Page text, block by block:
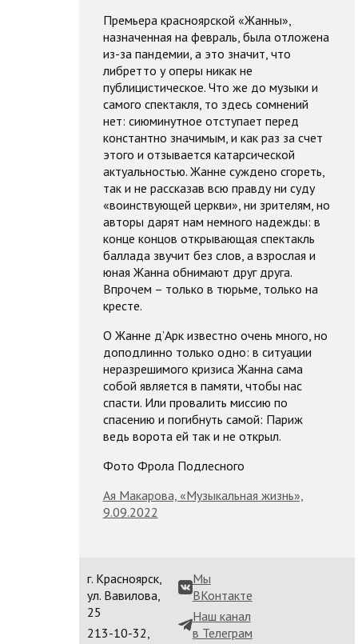
Премьера красноярской «Жанны»,
назначенная на февраль, была отложена
из-за пандемии, а это значит, что
либретто у оперы никак не
публицистическое. Что же до музыки и
самого спектакля, то здесь сомнений
нет: сиюминутное отступает перед
константно значимым, и как раз за счет
этого и отзывается катарсической
актуальностью. Жанне суждено сгореть,
так и не рассказав всю правду ни суду
«воинствующей церкви», ни зрителям, но
авторы дарят нам немного надежды: в
конце концов открывающая спектакль
баллада звучит без слов, а взрослая и
юная Жанна обнимают друг друга.
Впрочем – только в тюрьме, только на
кресте.
О Жанне д’Арк известно очень много, но
доподлинно только одно: в ситуации
неразрешимого кризиса Жанна сама
собой является в памяти, чтобы нас
спасти. Или провалить миссию по
спасению и погибнуть самой: Париж
ведь ворота ей так и не открыл.
Фото Фрола Подлесного
Ая Макарова, «Музыкальная жизнь»,
9.09.2022
г. Красноярск,
ул. Вавилова,
25
213-10-32,
Мы
ВКонтакте
Наш канал
в Телеграм